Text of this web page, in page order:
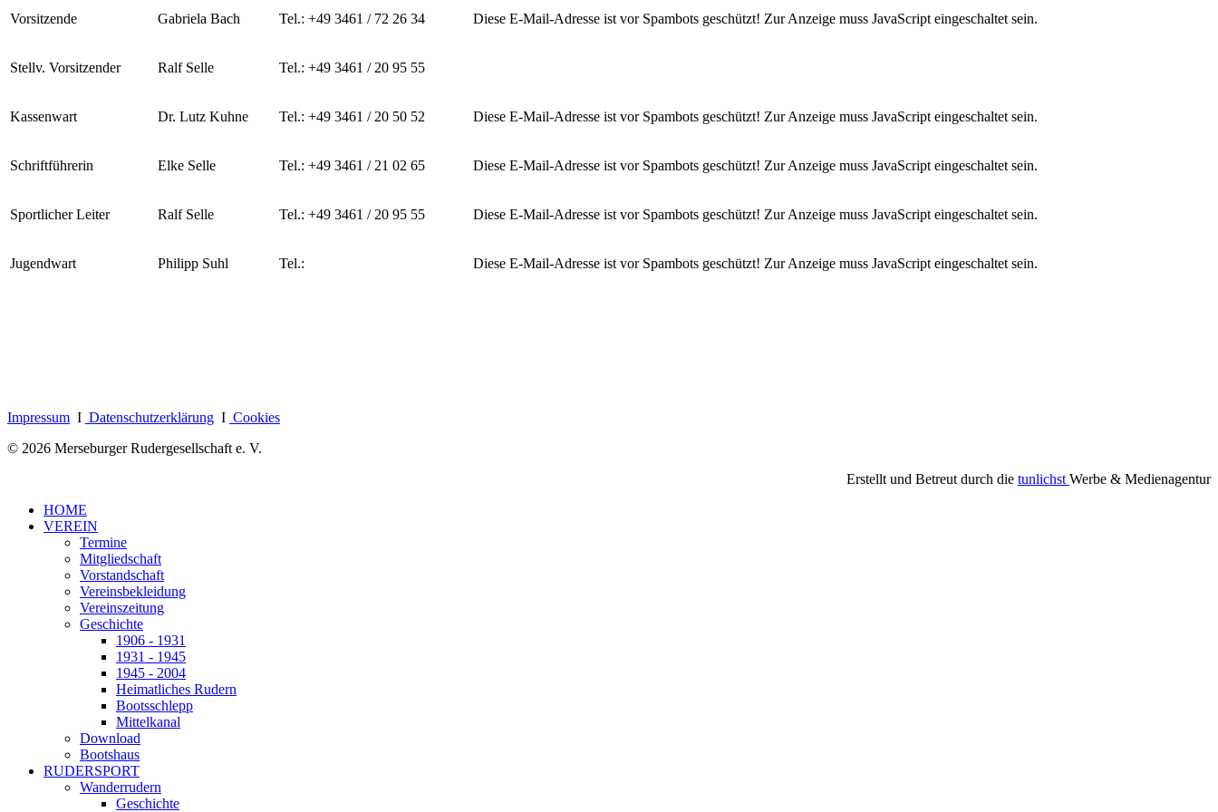
Vorsitzende Gabriela Bach Tel.: +49 3461 / 72 26 34 Diese E-Mail-Adresse ist vor Spambots geschützt! Zur Anzeige muss JavaScript eingeschaltet sein.
Stellv. Vorsitzender Ralf Selle Tel.: +49 3461 / 20 95 55
Kassenwart Dr. Lutz Kuhne Tel.: +49 3461 / 20 50 52 Diese E-Mail-Adresse ist vor Spambots geschützt! Zur Anzeige muss JavaScript eingeschaltet sein.
Schriftführerin Elke Selle Tel.: +49 3461 / 21 02 65 Diese E-Mail-Adresse ist vor Spambots geschützt! Zur Anzeige muss JavaScript eingeschaltet sein.
Sportlicher Leiter Ralf Selle Tel.: +49 3461 / 20 95 55 Diese E-Mail-Adresse ist vor Spambots geschützt! Zur Anzeige muss JavaScript eingeschaltet sein.
Jugendwart Philipp Suhl Tel.: Diese E-Mail-Adresse ist vor Spambots geschützt! Zur Anzeige muss JavaScript eingeschaltet sein.
Impressum I Datenschutzerklärung I Cookies
© 2026 Merseburger Rudergesellschaft e. V.
Erstellt und Betreut durch die tunlichst Werbe & Medienagentur
HOME
VEREIN
Termine
Mitgliedschaft
Vorstandschaft
Vereinsbekleidung
Vereinszeitung
Geschichte
1906 - 1931
1931 - 1945
1945 - 2004
Heimatliches Rudern
Bootsschlepp
Mittelkanal
Download
Bootshaus
RUDERSPORT
Wanderrudern
Geschichte